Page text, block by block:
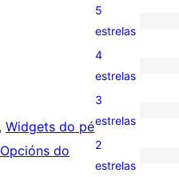
, Widgets do pé
Opcións do
11
valoracións
de
5
estrelas
0
valoracións
de
4
estrelas
0
valoracións
de
3
estrelas
0
2
estrelas